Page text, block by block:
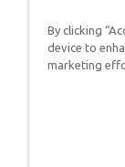
By clicking
device to
marketing